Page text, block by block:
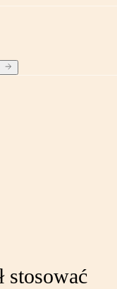
stosować